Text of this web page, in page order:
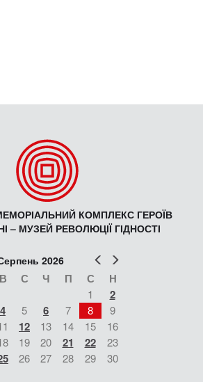
КОМПЛЕКС ГЕРОЇВ
– МУЗЕЙ РЕВОЛЮЦІЇ ГІДНОСТІ
Попер
2026
В С Ч П С Н
1 2
4 5 6 7 8
9
12 13 14 15
16
19 20 21 22
23
26 27 28 29
30